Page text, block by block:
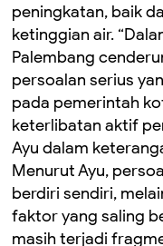
peningkatan, baik
ketinggian air.
Palembang
persoalan serius
pada pemerintah
keterlibatan aktif
Ayu dalam
Menurut Ayu,
berdiri sendiri,
faktor yang saling
masih terjadi